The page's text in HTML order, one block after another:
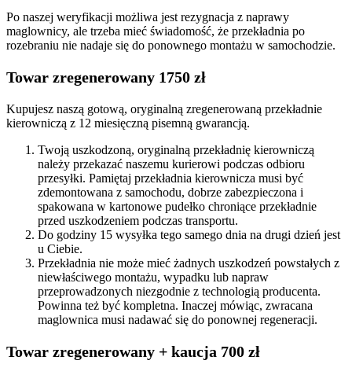
Po naszej weryfikacji możliwa jest rezygnacja z naprawy
maglownicy, ale trzeba mieć świadomość, że przekładnia po
rozebraniu nie nadaje się do ponownego montażu w samochodzie.
Towar zregenerowany 1750 zł
Kupujesz naszą gotową, oryginalną zregenerowaną przekładnie
kierowniczą z 12 miesięczną pisemną gwarancją.
Twoją uszkodzoną, oryginalną przekładnię kierowniczą
należy przekazać naszemu kurierowi podczas odbioru
przesyłki. Pamiętaj przekładnia kierownicza musi być
zdemontowana z samochodu, dobrze zabezpieczona i
spakowana w kartonowe pudełko chroniące przekładnie
przed uszkodzeniem podczas transportu.
Do godziny 15 wysyłka tego samego dnia na drugi dzień jest
u Ciebie.
Przekładnia nie może mieć żadnych uszkodzeń powstałych z
niewłaściwego montażu, wypadku lub napraw
przeprowadzonych niezgodnie z technologią producenta.
Powinna też być kompletna. Inaczej mówiąc, zwracana
maglownica musi nadawać się do ponownej regeneracji.
Towar zregenerowany + kaucja 700 zł